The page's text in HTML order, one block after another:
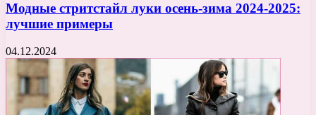
Модные стритстайл луки осень-зима 2024-2025:
лучшие примеры
04.12.2024